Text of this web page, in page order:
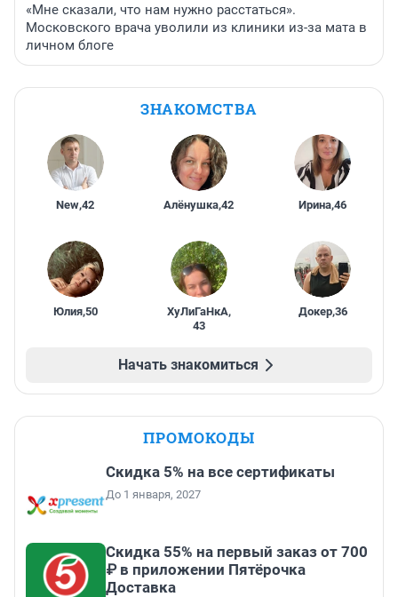
«Мне сказали, что нам нужно расстаться».
Московского врача уволили из клиники из-за мата в
личном блоге
ЗНАКОМСТВА
New,42 Алёнушка,42 Ирина,46
Юлия,50 ХуЛиГаНкА,
43
Докер,36
Начать знакомиться
ПРОМОКОДЫ
Скидка 5% на все сертификаты
До 1 января, 2027
Скидка 55% на первый заказ от 700
₽ в приложении Пятёрочка
Доставка